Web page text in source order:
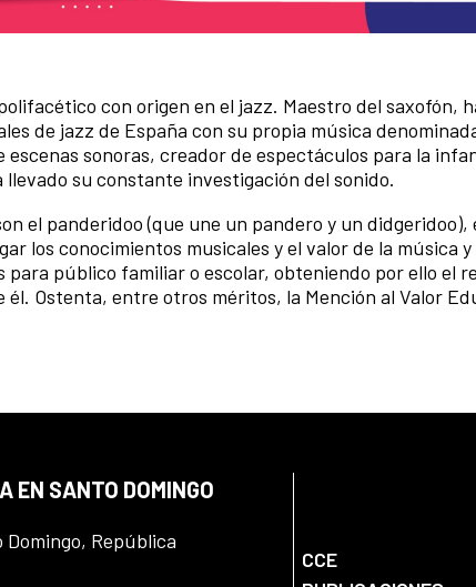
con origen en el jazz. Maestro del saxofón,
de jazz de España con su propia música
sonoras, creador de espectáculos para la
su constante investigación del sonido.
el panderidoo (que une un pandero y un didgeridoo),
los conocimientos musicales y el valor de la música y
público familiar o escolar, obteniendo por ello el
Ostenta, entre otros méritos, la Mención al Valor
EN SANTO DOMINGO
República
CCE